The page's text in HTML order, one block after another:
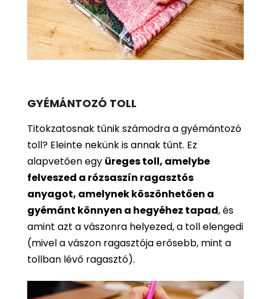
GYÉMÁNTOZÓ TOLL
Titokzatosnak tűnik számodra a gyémántozó
toll? Eleinte nekünk is annak tűnt. Ez
alapvetően egy üreges toll, amelybe
felveszed a rózsaszín ragasztós
anyagot, amelynek köszönhetően a
gyémánt könnyen a hegyéhez tapad, és
amint azt a vászonra helyezed, a toll elengedi
(mivel a vászon ragasztója erősebb, mint a
tollban lévő ragasztó).